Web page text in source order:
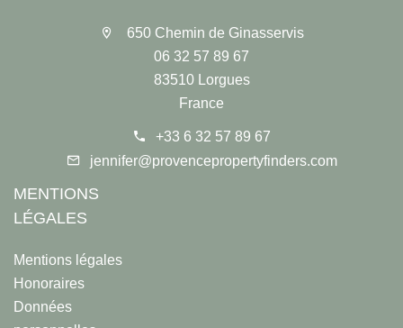
650 Chemin de Ginasservis
06 32 57 89 67
83510 Lorgues
France
+33 6 32 57 89 67
jennifer@provencepropertyfinders.com
MENTIONS
LÉGALES
Mentions légales
Honoraires
Données